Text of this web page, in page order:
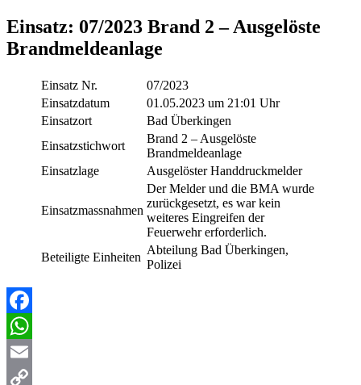
Einsatz: 07/2023 Brand 2 – Ausgelöste
Brandmeldeanlage
Einsatz Nr.
07/2023
Einsatzdatum
01.05.2023 um 21:01 Uhr
Einsatzort
Bad Überkingen
Einsatzstichwort
Brand 2 – Ausgelöste
Brandmeldeanlage
Einsatzlage
Ausgelöster Handdruckmelder
Einsatzmassnahmen
Der Melder und die BMA wurde
zurückgesetzt, es war kein
weiteres Eingreifen der
Feuerwehr erforderlich.
Beteiligte Einheiten
Abteilung Bad Überkingen,
Polizei
Facebook
WhatsApp
Email